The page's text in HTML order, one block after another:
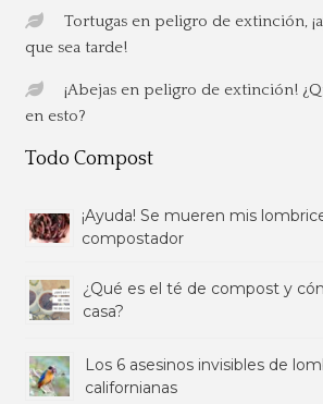
Tortugas en peligro de extinción,
que sea tarde!
¡Abejas en peligro de extinción!
en esto?
Todo Compost
¡Ayuda! Se mueren mis
compostador
¿Qué es el té de compost y
casa?
Los 6 asesinos invisibles de
californianas